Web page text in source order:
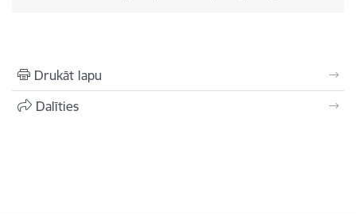
Drukāt lapu
Dalīties